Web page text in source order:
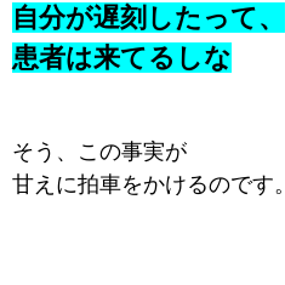
自分が遅刻したって、
患者は来てるしな
そう、この事実が
甘えに拍車をかけるのです。